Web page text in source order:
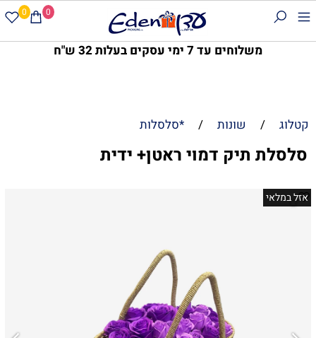
משלוחים עד 7 ימי עסקים בעלות 32 ש"ח
0 0
קטלוג / שונות / *סלסלות
סלסלת תיק דמוי ראטן+ ידית
אזל במלאי